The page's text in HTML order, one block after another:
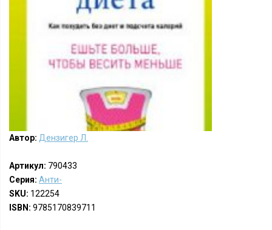
Автор: Дензигер Л.
Артикул: 790433
Серия: Анти-
SKU: 122254
ISBN: 9785170839711